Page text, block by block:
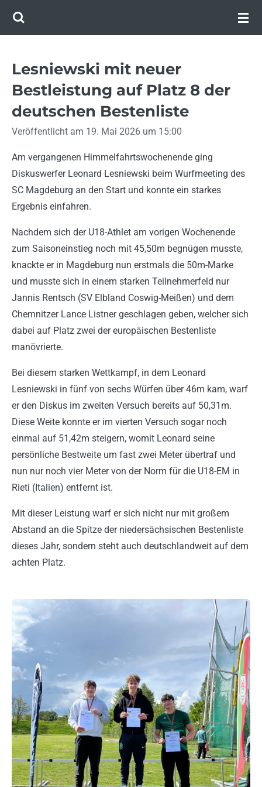
Zum
Lesniewski mit neuer
Bestleistung auf Platz 8 der
deutschen Bestenliste
Veröffentlicht am 19. Mai 2026 um 15:00
Am vergangenen Himmelfahrtswochenende ging
Diskuswerfer Leonard Lesniewski beim Wurfmeeting des
SC Magdeburg an den Start und konnte ein starkes
Ergebnis einfahren.
Nachdem sich der U18-Athlet am vorigen Wochenende
zum Saisoneinstieg noch mit 45,50m begnügen musste,
knackte er in Magdeburg nun erstmals die 50m-Marke
und musste sich in einem starken Teilnehmerfeld nur
Jannis Rentsch (SV Elbland Coswig-Meißen) und dem
Chemnitzer Lance Listner geschlagen geben, welcher sich
dabei auf Platz zwei der europäischen Bestenliste
manövrierte.
Bei diesem starken Wettkampf, in dem Leonard
Lesniewski in fünf von sechs Würfen über 46m kam, warf
er den Diskus im zweiten Versuch bereits auf 50,31m.
Diese Weite konnte er im vierten Versuch sogar noch
einmal auf 51,42m steigern, womit Leonard seine
persönliche Bestweite um fast zwei Meter übertraf und
nun nur noch vier Meter von der Norm für die U18-EM in
Rieti (Italien) entfernt ist.
Mit dieser Leistung warf er sich nicht nur mit großem
Abstand an die Spitze der niedersächsischen Bestenliste
dieses Jahr, sondern steht auch deutschlandweit auf dem
achten Platz.